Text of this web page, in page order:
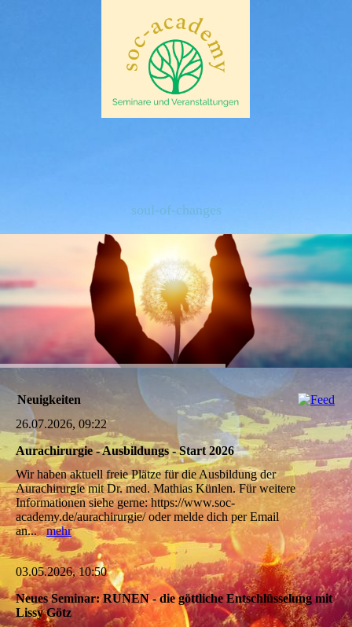
soul-of-changes
Neuigkeiten
26.07.2026, 09:22
Aurachirurgie - Ausbildungs - Start 2026
Wir haben aktuell freie Plätze für die Ausbildung der
Aurachirurgie mit Dr. med. Mathias Künlen. Für weitere
Informationen siehe gerne: https://www.soc-
academy.de/aurachirurgie/ oder melde dich per Email
an...mehr
03.05.2026, 10:50
Neues Seminar: RUNEN - die göttliche Entschlüsselung mit
Lissy Götz